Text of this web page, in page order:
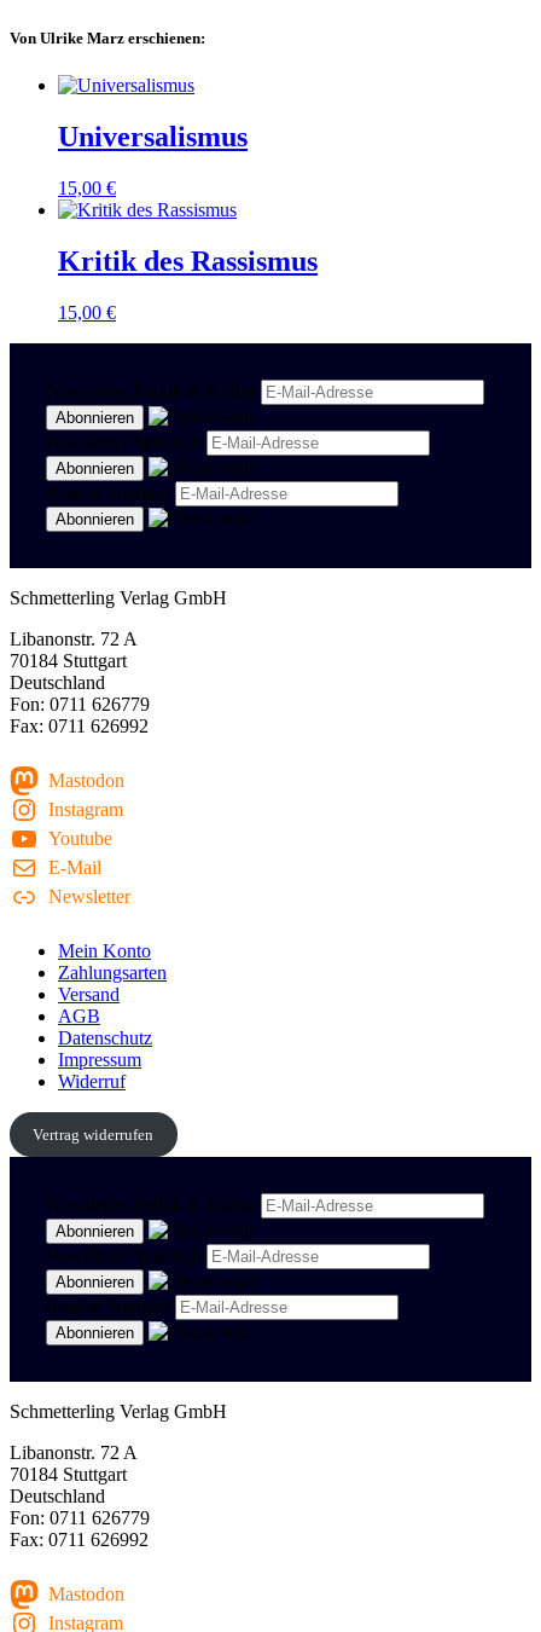
Von Ulrike Marz erschienen:
Universalismus
15,00 €
Kritik des Rassismus
15,00 €
Newsletter Politik & Kultur
Newsletter Spanisch
Region Stuttgart
Schmetterling Verlag GmbH
Libanonstr. 72 A
70184 Stuttgart
Deutschland
Fon: 0711 626779
Fax: 0711 626992
Mastodon
Instagram
Youtube
E-Mail
Newsletter
Mein Konto
Zahlungsarten
Versand
AGB
Datenschutz
Impressum
Widerruf
Vertrag widerrufen
Newsletter Politik & Kultur
Newsletter Spanisch
Region Stuttgart
Schmetterling Verlag GmbH
Libanonstr. 72 A
70184 Stuttgart
Deutschland
Fon: 0711 626779
Fax: 0711 626992
Mastodon
Instagram